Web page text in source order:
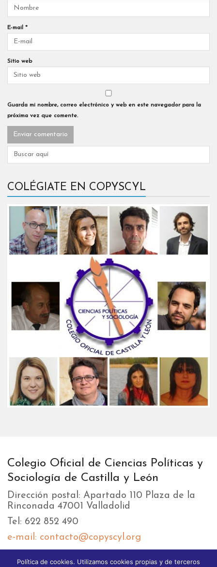
E-mail *
Sitio web
Guarda mi nombre, correo electrónico y web en este navegador para la
próxima vez que comente.
COLÉGIATE EN COPYSCYL
Colegio Oficial de Ciencias Políticas y
Sociología de Castilla y León
Dirección postal: Apartado 110 Plaza de la
Rinconada 47001 Valladolid
Tel: 622 852 490
e-mail: contacto@copyscyl.org
LIKEBOX
Política de cookies. Utilizamos cookies propias y de terceros